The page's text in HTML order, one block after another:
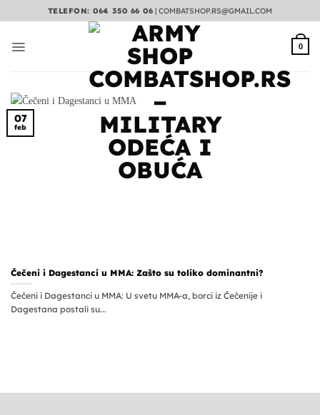
na
TELEFON: 064 350 66 06 |COMBATSHOP.RS@GMAIL.COM
0
Čečeni i Dagestanci u MMA: Zašto su toliko dominantni?
Čečeni i Dagestanci u MMA: U svetu MMA-a, borci iz Čečenije i
Dagestana postali su...
07
feb